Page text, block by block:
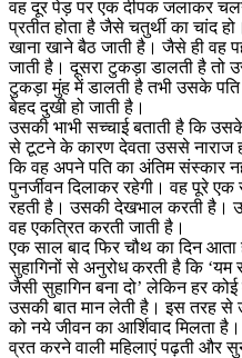
वह दूर पेड़ पर एक दीपक जलाकर
प्रतीत होता है जैसे चतुर्थी का चांद
खाना खाने बैठ जाती है। जैसे ही वह
जाती है। दूसरा टुकड़ा डालती है तो
टुकड़ा मुंह में डालती है तभी उसके
बेहद दुखी हो जाती है।
उसकी भाभी सच्चाई बताती है कि
से टूटने के कारण देवता उससे नाराज
कि वह अपने पति का अंतिम संस्कार
पुनर्जीवन दिलाकर रहेगी। वह पूरे
रहती है। उसकी देखभाल करती है।
वह एकत्रित करती जाती है।
एक साल बाद फिर चौथ का दिन
सुहागिनों से अनुरोध करती है कि
जैसी सुहागिन बना दो’ लेकिन हर
उसकी बात मान लेती है। इस तरह से
को नये जीवन का आर्शिवाद मिलता
व्रत करने वाली महिलाएं पढ़ती और